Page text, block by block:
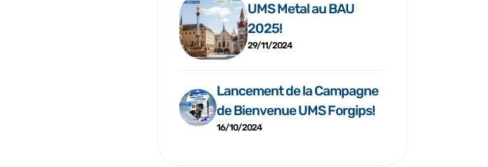
UMS Metal au BAU
2025!
29/11/2024
Lancement de la Campagne
de Bienvenue UMS Forgips!
16/10/2024